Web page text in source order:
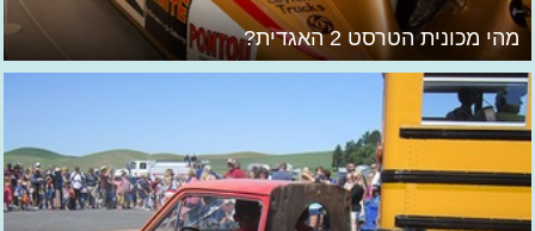
מהי מכונית הטרסט 2 האגדית?